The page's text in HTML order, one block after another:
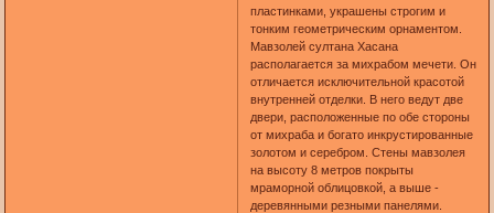
пластинками, украшены строгим и
тонким геометрическим орнаментом.
Мавзолей султана Хасана
располагается за михрабом мечети. Он
отличается исключительной красотой
внутренней отделки. В него ведут две
двери, расположенные по обе стороны
от михраба и богато инкрустированные
золотом и серебром. Стены мавзолея
на высоту 8 метров покрыты
мраморной облицовкой, а выше -
деревянными резными панелями.